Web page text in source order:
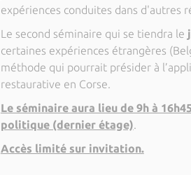
expériences conduites dans d'autres
Le second séminaire qui se tiendra le
certaines expériences étrangères
méthode qui pourrait présider à
restaurative en Corse.
Le séminaire aura lieu de 9h à
politique (dernier étage).
Accès limité sur invitation.